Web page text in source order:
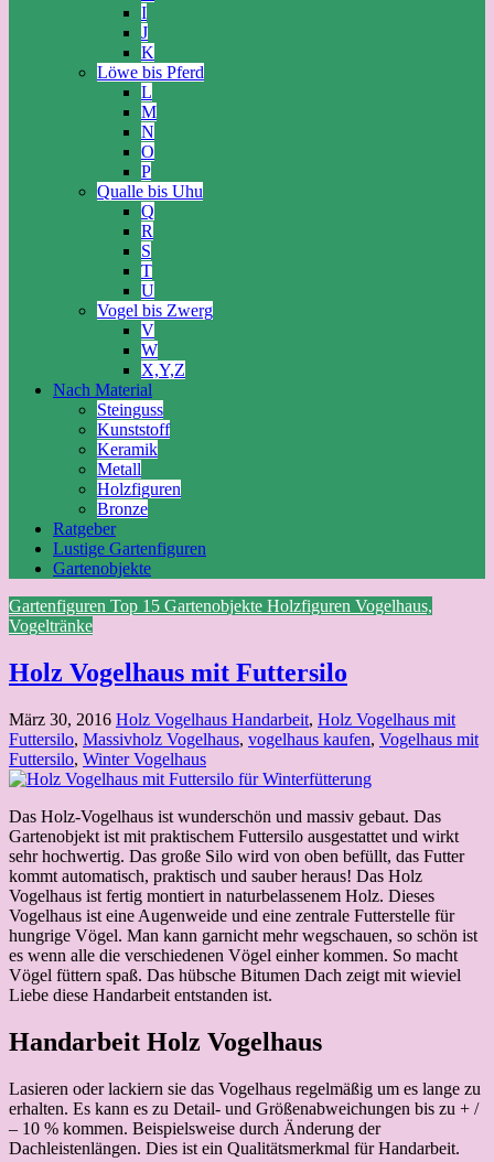
I
J
K
Löwe bis Pferd
L
M
N
O
P
Qualle bis Uhu
Q
R
S
T
U
Vogel bis Zwerg
V
W
X,Y,Z
Nach Material
Steinguss
Kunststoff
Keramik
Metall
Holzfiguren
Bronze
Ratgeber
Lustige Gartenfiguren
Gartenobjekte
Gartenfiguren Top 15 Gartenobjekte Holzfiguren Vogelhaus,
Vogeltränke
Holz Vogelhaus mit Futtersilo
März 30, 2016 Holz Vogelhaus Handarbeit, Holz Vogelhaus mit
Futtersilo, Massivholz Vogelhaus, vogelhaus kaufen, Vogelhaus mit
Futtersilo, Winter Vogelhaus
Das Holz-Vogelhaus ist wunderschön und massiv gebaut. Das
Gartenobjekt ist mit praktischem Futtersilo ausgestattet und wirkt
sehr hochwertig. Das große Silo wird von oben befüllt, das Futter
kommt automatisch, praktisch und sauber heraus! Das Holz
Vogelhaus ist fertig montiert in naturbelassenem Holz. Dieses
Vogelhaus ist eine Augenweide und eine zentrale Futterstelle für
hungrige Vögel. Man kann garnicht mehr wegschauen, so schön ist
es wenn alle die verschiedenen Vögel einher kommen. So macht
Vögel füttern spaß. Das hübsche Bitumen Dach zeigt mit wieviel
Liebe diese Handarbeit entstanden ist.
Handarbeit Holz Vogelhaus
Lasieren oder lackiern sie das Vogelhaus regelmäßig um es lange zu
erhalten. Es kann es zu Detail- und Größenabweichungen bis zu + /
– 10 % kommen. Beispielsweise durch Änderung der
Dachleistenlängen. Dies ist ein Qualitätsmerkmal für Handarbeit.